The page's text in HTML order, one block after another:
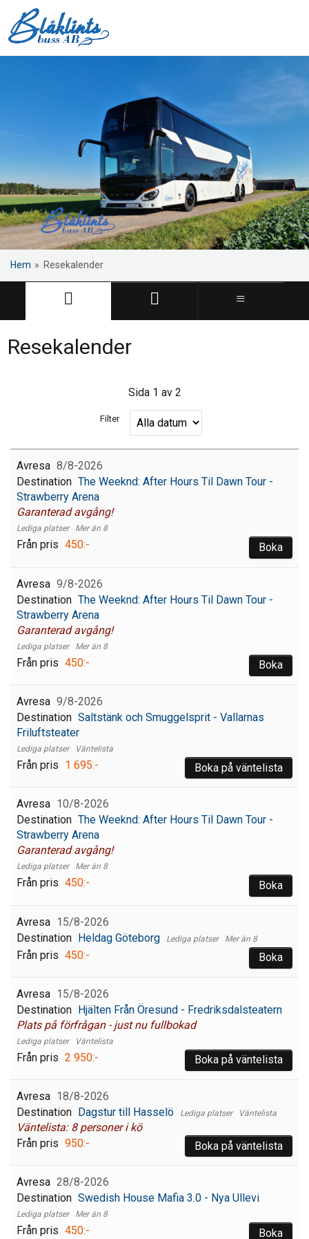
Hem » Resekalender
Resekalender
Sida 1 av 2
Filter
8/8-2026
The Weeknd: After Hours Til Dawn Tour -
Strawberry Arena
Garanterad avgång!
Mer än 8
450:- Boka
9/8-2026
The Weeknd: After Hours Til Dawn Tour -
Strawberry Arena
Garanterad avgång!
Mer än 8
450:- Boka
9/8-2026
Saltstänk och Smuggelsprit - Vallarnas
Friluftsteater
Väntelista
1 695:- Boka på väntelista
10/8-2026
The Weeknd: After Hours Til Dawn Tour -
Strawberry Arena
Garanterad avgång!
Mer än 8
450:- Boka
15/8-2026
Heldag Göteborg
Mer än 8
450:- Boka
15/8-2026
Hjälten Från Öresund - Fredriksdalsteatern
Plats på förfrågan - just nu fullbokad
Väntelista
2 950:- Boka på väntelista
18/8-2026
Dagstur till Hasselö
Väntelista: 8 personer i kö
Väntelista
950:- Boka på väntelista
28/8-2026
Swedish House Mafia 3.0 - Nya Ullevi
Mer än 8
450:- Boka